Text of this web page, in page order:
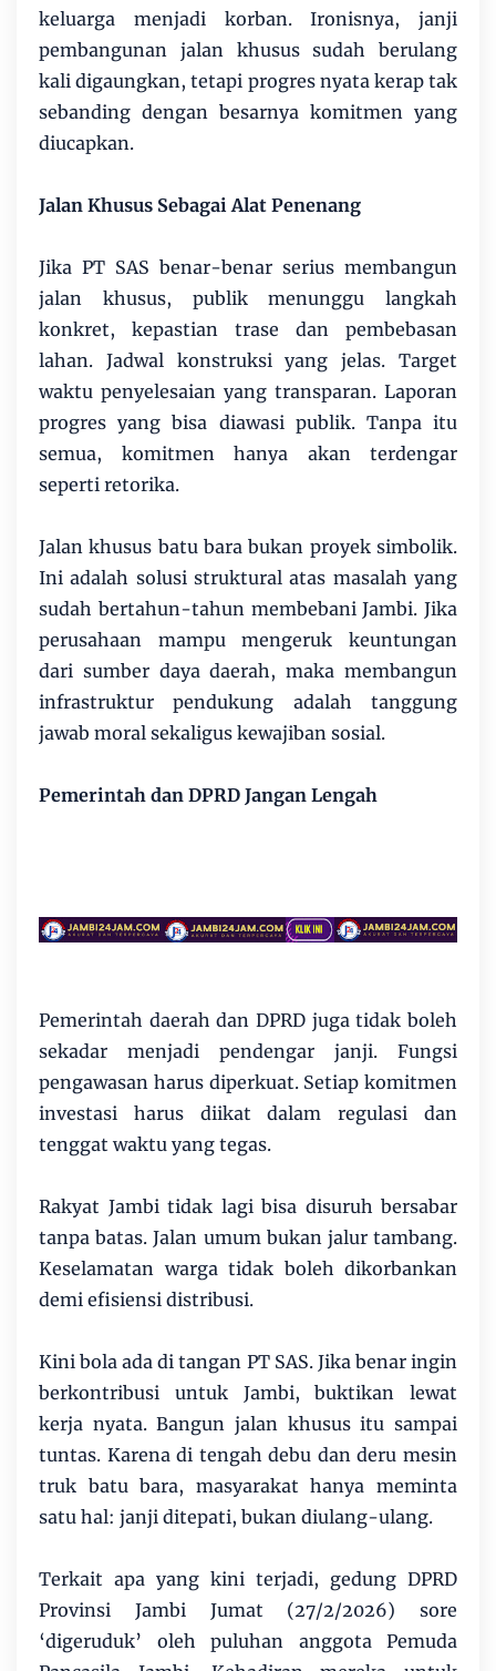
keluarga menjadi korban. Ironisnya, janji
pembangunan jalan khusus sudah berulang
kali digaungkan, tetapi progres nyata kerap tak
sebanding dengan besarnya komitmen yang
diucapkan.
Jalan Khusus Sebagai Alat Penenang
Jika PT SAS benar-benar serius membangun
jalan khusus, publik menunggu langkah
konkret, kepastian trase dan pembebasan
lahan. Jadwal konstruksi yang jelas. Target
waktu penyelesaian yang transparan. Laporan
progres yang bisa diawasi publik. Tanpa itu
semua, komitmen hanya akan terdengar
seperti retorika.
Jalan khusus batu bara bukan proyek simbolik.
Ini adalah solusi struktural atas masalah yang
sudah bertahun-tahun membebani Jambi. Jika
perusahaan mampu mengeruk keuntungan
dari sumber daya daerah, maka membangun
infrastruktur pendukung adalah tanggung
jawab moral sekaligus kewajiban sosial.
Pemerintah dan DPRD Jangan Lengah
Pemerintah daerah dan DPRD juga tidak boleh
sekadar menjadi pendengar janji. Fungsi
pengawasan harus diperkuat. Setiap komitmen
investasi harus diikat dalam regulasi dan
tenggat waktu yang tegas.
Rakyat Jambi tidak lagi bisa disuruh bersabar
tanpa batas. Jalan umum bukan jalur tambang.
Keselamatan warga tidak boleh dikorbankan
demi efisiensi distribusi.
Kini bola ada di tangan PT SAS. Jika benar ingin
berkontribusi untuk Jambi, buktikan lewat
kerja nyata. Bangun jalan khusus itu sampai
tuntas. Karena di tengah debu dan deru mesin
truk batu bara, masyarakat hanya meminta
satu hal: janji ditepati, bukan diulang-ulang.
Terkait apa yang kini terjadi, gedung DPRD
Provinsi Jambi Jumat (27/2/2026) sore
‘digeruduk’ oleh puluhan anggota Pemuda